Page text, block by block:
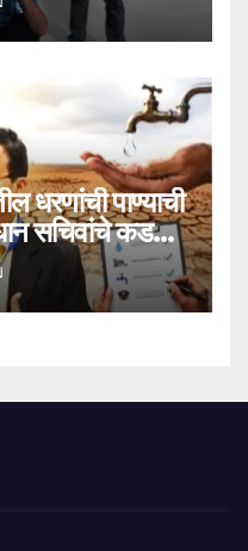
धरणांची पाण्याची
सचिवांचे कडक